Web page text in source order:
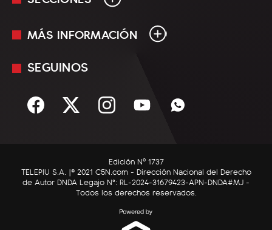
En Vivo
Sociedad
C5N Autos
RatingCero
MÁS INFORMACIÓN
Mediakit
Términos y condiciones
SEGUINOS
Edición Nº 1737
TELEPIU S.A. |© 2021 C5N.com - Dirección Nacional del Derecho
de Autor DNDA Legajo N°: RL-2024-31679423-APN-DNDA#MJ -
Todos los derechos reservados.